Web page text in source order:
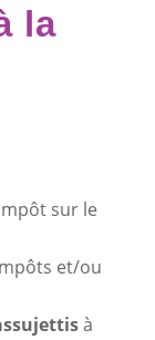
la
sur le
et/ou
à